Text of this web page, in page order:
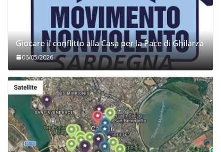
Giocare il conflitto alla Casa per la Pace di Ghilarza
06/05/2026